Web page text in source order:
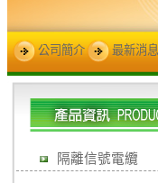
公司簡介 最新消息
隔離信號電纜